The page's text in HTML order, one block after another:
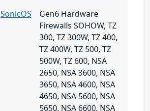
SonicOS
Gen6 Hardware
Firewalls SOHOW, TZ
300, TZ 300W, TZ 400,
TZ 400W, TZ 500, TZ
500W, TZ 600, NSA
2650, NSA 3600, NSA
3650, NSA 4600, NSA
4650, NSA 5600, NSA
5650, NSA 6600, NSA